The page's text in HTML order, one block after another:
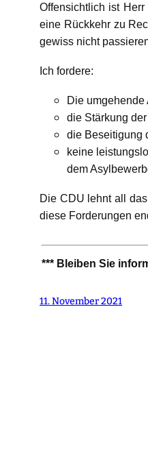
Offensichtlich ist
eine Rückkehr zu
gewiss nicht
Ich fordere:
Die
die Stärkung
die Beseitigung
keine
dem
Die CDU lehnt all
diese Forderungen
*** Bleiben Sie
11. November 2021